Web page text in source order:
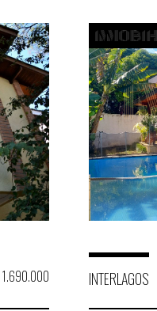
1.690.000
INTERLAGOS